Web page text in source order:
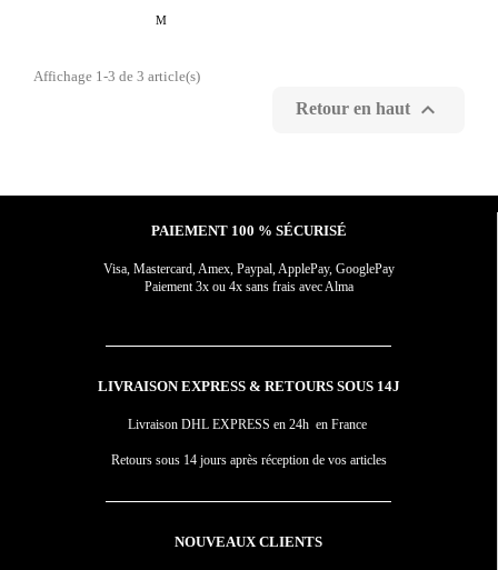
M
Affichage 1-3 de 3 article(s)
Retour en haut 
PAIEMENT 100 % SÉCURISÉ
Visa, Mastercard, Amex, Paypal, ApplePay, GooglePay
Paiement 3x ou 4x sans frais avec Alma
LIVRAISON EXPRESS & RETOURS SOUS 14J
Livraison DHL EXPRESS en 24h en France
Retours sous 14 jours après réception de vos articles
NOUVEAUX CLIENTS